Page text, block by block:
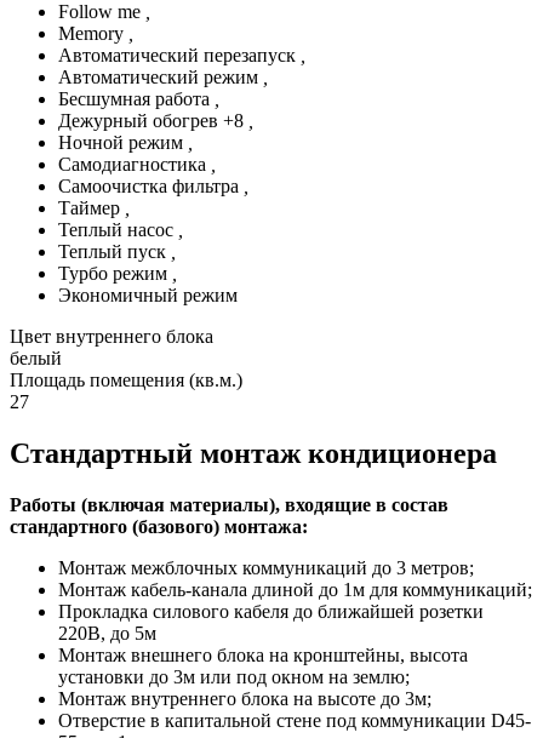
Follow me
Memory
Автоматический перезапуск
Автоматический режим
Бесшумная работа
Дежурный обогрев +8
Ночной режим
Самодиагностика
Самоочистка фильтра
Таймер
Теплый насос
Теплый пуск
Турбо режим
Экономичный режим
Цвет внутреннего блока
белый
Площадь помещения (кв.м.)
27
Стандартный монтаж кондиционера
Работы (включая материалы), входящие в состав
стандартного (базового) монтажа:
Монтаж межблочных коммуникаций до 3 метров;
Монтаж кабель-канала длиной до 1м для коммуникаций;
Прокладка силового кабеля до ближайшей розетки
220В, до 5м
Монтаж внешнего блока на кронштейны, высота
установки до 3м или под окном на землю;
Монтаж внутреннего блока на высоте до 3м;
Отверстие в капитальной стене под коммуникации D45-